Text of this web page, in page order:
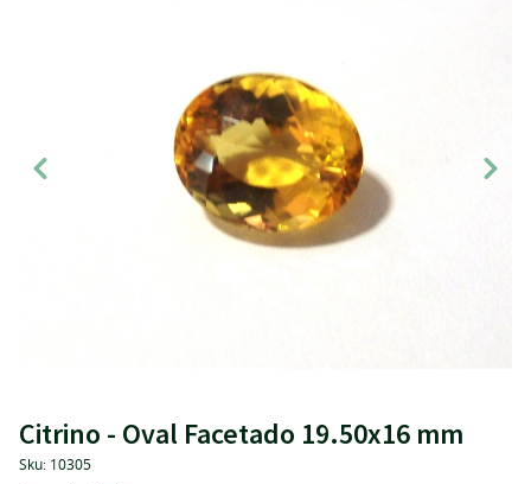
Citrino - Oval Facetado 19.50x16 mm
Sku: 10305